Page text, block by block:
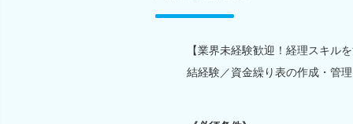
【業界未経験歓迎！経理スキル
結経験／資金繰り表の作成・管